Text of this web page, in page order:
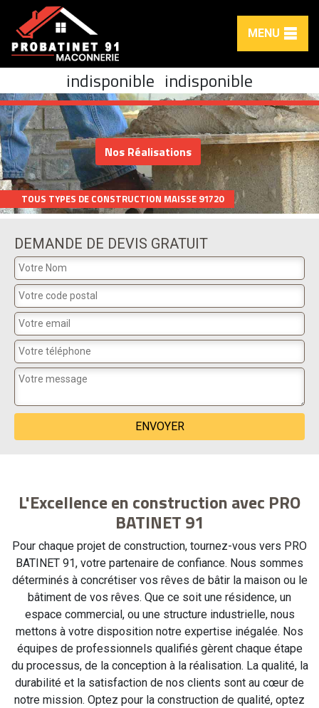
MENU
indisponible indisponible
Nos Réalisations
TOUS TYPES DE CONSTRUCTION MAISSE 91720
DEMANDE DE DEVIS GRATUIT
L'Excellence en construction avec PRO
BATINET 91
Pour chaque projet de construction, tournez-vous vers PRO
BATINET 91, votre partenaire de confiance. Nous sommes
déterminés à concrétiser vos rêves de bâtir la maison ou le
bâtiment de vos rêves. Que ce soit une résidence, un
espace commercial, ou une structure industrielle, nous
mettons à votre disposition notre expertise inégalée. Nos
équipes de professionnels qualifiés gèrent chaque étape
du processus, de la conception à la réalisation. La qualité, la
durabilité et la satisfaction de nos clients sont au cœur de
notre mission. Optez pour la construction de qualité, optez